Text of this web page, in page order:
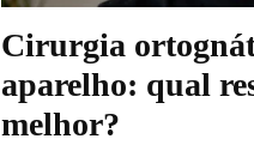
Cirurgia
aparelho: qual
melhor?